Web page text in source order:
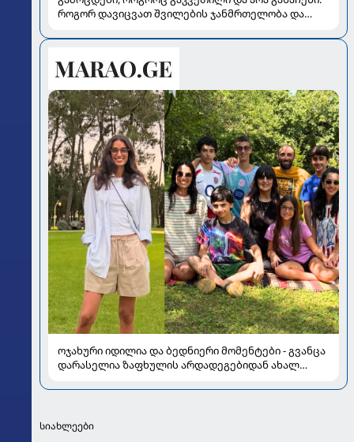
როგორ დავიცვათ შვილების ჯანმრთელობა და
ოჯახური იდილია და ბედნიერი მომენტები - გვანცა
დარასელია ზაფხულის არდადეგებიდან ახალ
სიახლეები